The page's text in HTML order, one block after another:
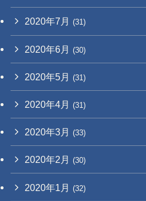
2020年7月 (31)
2020年6月 (30)
2020年5月 (31)
2020年4月 (31)
2020年3月 (33)
2020年2月 (30)
2020年1月 (32)